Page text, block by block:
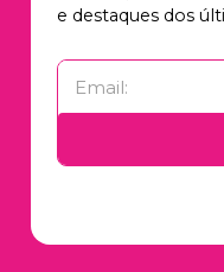
e destaques dos